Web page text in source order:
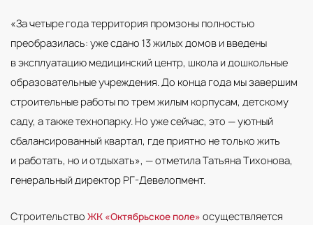
«За четыре года территория промзоны полностью
преобразилась: уже сдано 13 жилых домов и введены
в эксплуатацию медицинский центр, школа и дошкольные
образовательные учреждения. До конца года мы завершим
строительные работы по трем жилым корпусам, детскому
саду, а также технопарку. Но уже сейчас, это — уютный
сбалансированный квартал, где приятно не только жить
и работать, но и отдыхать», — отметила Татьяна Тихонова,
генеральный директор РГ-Девелопмент.
Строительство ЖК «Октябрьское поле» осуществляется